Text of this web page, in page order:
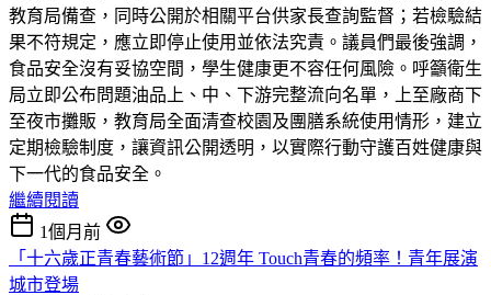
教育局備查，同時公開於相關平台供家長查詢監督；若檢驗結
果不符規定，應立即停止使用並依法究責。議員們最後強調，
食品安全沒有妥協空間，學生健康更不容任何風險。呼籲衛生
局立即公布問題油品上、中、下游完整流向名單，上至廠商下
至夜市攤販，教育局全面清查校園及團膳系統使用情形，建立
定期檢驗制度，讓資訊公開透明，以實際行動守護百姓健康與
下一代的食品安全。
繼續閱讀
1個月前
「十六歲正青春藝術節」12週年 Touch青春的頻率！青年展演
城市登場